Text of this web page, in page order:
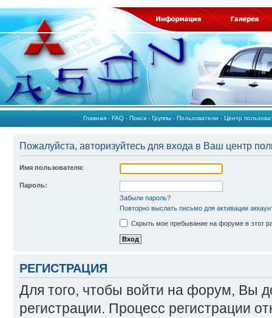
Главная - FAQ - Поиск - Группы - Пользователи - Центр
Пожалуйста, авторизуйтесь для входа в Ваш центр
Имя пользователя:
Пароль:
Забыли пароль?
Повторно выслать письмо для активации
Скрыть мое пребывание на форуме в этот
РЕГИСТРАЦИЯ
Для того, чтобы войти на форум, Вы
регистрации. Процесс регистрации